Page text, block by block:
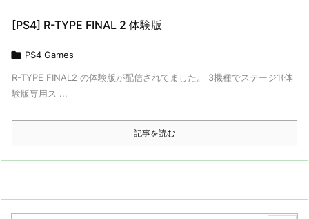
[PS4] R-TYPE FINAL 2 体験版
 PS4 Games
R-TYPE FINAL2 の体験版が配信されてました。 3機種でステージ1(体
験版専用ス ...
記事を読む